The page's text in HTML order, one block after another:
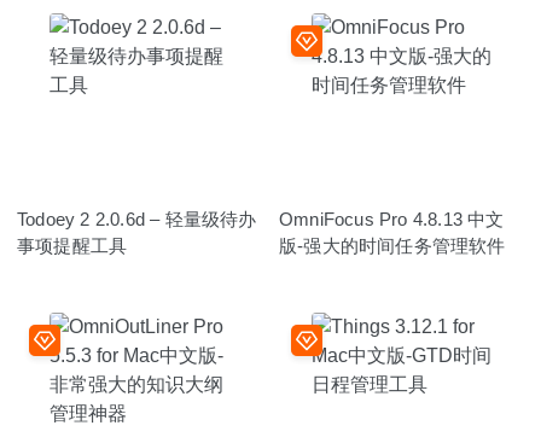
Todoey 2 2.0.6d – 轻量级待办
事项提醒工具
OmniFocus Pro 4.8.13 中文
版-强大的时间任务管理软件